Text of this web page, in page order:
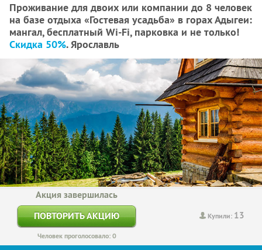
Проживание для двоих или компании до 8 человек
на базе отдыха «Гостевая усадьба» в горах Адыгеи:
мангал, бесплатный Wi-Fi, парковка и не только!
Скидка 50%. Ярославль
Купили: 13
Акция завершилась
ПОВТОРИТЬ АКЦИЮ
Человек проголосовало: 0